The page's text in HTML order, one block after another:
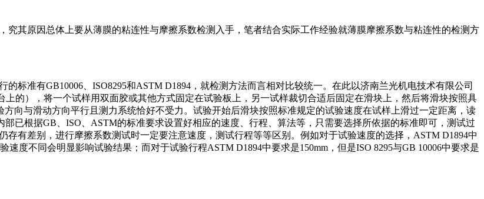
其原因总体上要从薄膜的粘连性与摩擦系数检测入手，笔者结合实际工作经验就薄膜摩擦系数与粘连性的检测方
标准有GB10006、ISO8295和ASTM D1894，就检测方法而言相对比较统一。在此以济南兰光机电技术有限公司
的），将一个试样用双面胶或其他方式固定在试验板上，另一试样裁切合适后固定在滑块上，然后将滑块按照具
向与滑动方向平行且测力系统恰好不受力。试验开始后滑块按照标准规定的试验速度在试样上滑过一定距离，读
已根据GB、ISO、ASTM的标准要求设置好相应的速度、行程、算法等，只需要选择所依据的标准即可，测试过
有差别，进行摩擦系数测试时一定要注意速度，测试行程等等区别。例如对于试验速度的选择，ASTM D1894中
速度不同会明显影响试验结果；而对于试验行程ASTM D1894中要求是150mm，但是ISO 8295与GB 10006中要求是